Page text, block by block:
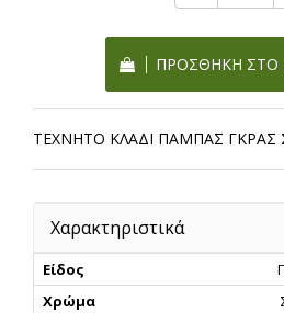
ΠΡΟΣΘΉΚΗ ΣΤΟ
ΤΕΧΝΗΤΟ ΚΛΑΔΙ ΠΑΜΠΑΣ ΓΚΡΑΣ
Χαρακτηριστικά
Είδος
Χρώμα